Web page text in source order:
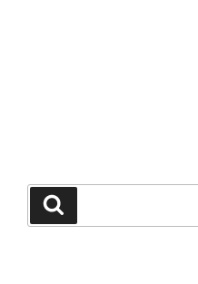
חיפוש